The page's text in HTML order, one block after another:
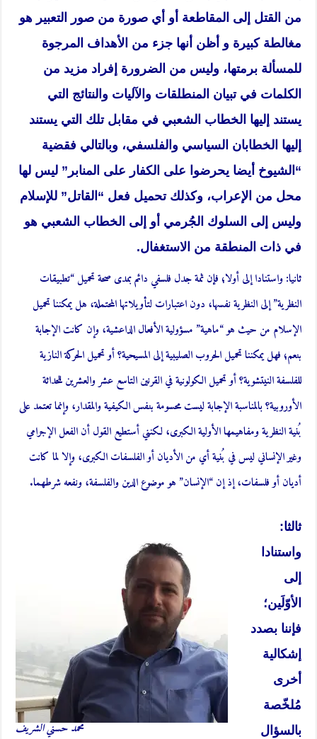
من القتل إلى المقاطعة أو أي صورة من صور التعبير هو
مغالطة كبيرة و أظن أنها جزء من الأهداف المرجوة
للمسألة برمتها، وليس من الضرورة إفراد مزيد من
الكلمات في تبيان المنطلقات والآليات والنتائج التي
يستند إليها الخطاب الشعبي في مقابل تلك التي يستند
إليها الخطابان السياسي والفلسفي، وبالتالي فقضية
“الشيوخ أيضا يحرضوا على الكفار على المنابر” ليس لها
محل من الإعراب، وكذلك تحميل فعل “القاتل” للإسلام
وليس إلى السلوك الجُرمي أو إلى الخطاب الشعبي هو
في ذات المنطقة من الاستغفال.
ثانيا: واستنادا إلى أولا؛ فإن ثمة جدل فلسفي دائم بمدى صحة تحميل “تطبيقات
النظرية” إلى النظرية نفسها، دون اعتبارات لتأويلاتها المحتملة، هل يمكننا تحميل
الإسلام من حيث هو “ماهية” مسؤولية الأفعال الداعشية، وإن كانت الإجابة
بنعم؛ فهل يمكننا تحميل الحروب الصليبية إلى المسيحية؟ أو تحميل الحركة النازية
للفلسفة النيتشوية؟ أو تحميل الكولونية في القرنين التاسع عشر والعشرين للحداثة
الأوروبية؟ بالمناسبة الإجابة ليست محسومة بنفس الكيفية والمقدار، وإنما تعتمد على
بُنية النظرية ومفاهيمها الأولية الكبرى، لكنني أستطيع القول أن الفعل الإجرامي
وغير الإنساني ليس في بُنية أي من الأديان أو الفلسفات الكبرى، وإلا لما كانت
أديان أو فلسفات، إذ إن “الإنسان” هو موضوع الدين والفلسفة، ونفعه شرطهما.
محمد حسني الشريف
ثالثا:
واستنادا
إلى
الأوّلَين؛
فإننا بصدد
إشكالية
أخرى
مُلخّصة
بالسؤال